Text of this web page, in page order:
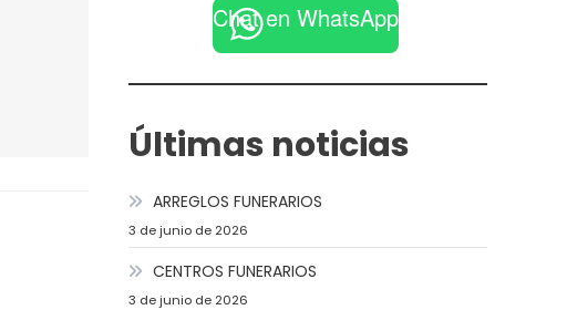
Chat en WhatsApp
Últimas noticias
ARREGLOS FUNERARIOS
3 de junio de 2026
CENTROS FUNERARIOS
3 de junio de 2026